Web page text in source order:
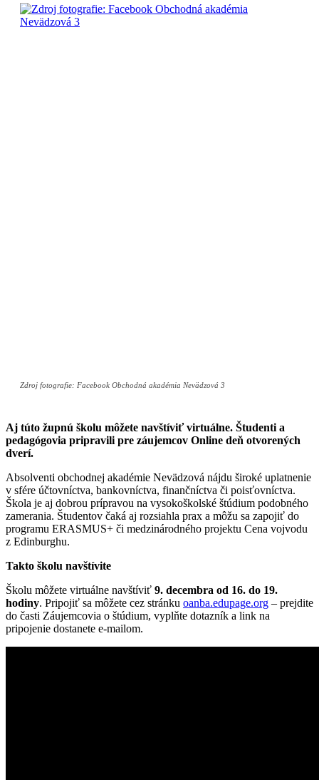
Zdroj fotografie: Facebook Obchodná akadémia Nevädzová 3
Aj túto župnú školu môžete navštíviť virtuálne. Študenti a
pedagógovia pripravili pre záujemcov Online deň otvorených
dverí.
Absolventi obchodnej akadémie Nevädzová nájdu široké uplatnenie
v sfére účtovníctva, bankovníctva, finančníctva či poisťovníctva.
Škola je aj dobrou prípravou na vysokoškolské štúdium podobného
zamerania. Študentov čaká aj rozsiahla prax a môžu sa zapojiť do
programu ERASMUS+ či medzinárodného projektu Cena vojvodu
z Edinburghu.
Takto školu navštívite
Školu môžete virtuálne navštíviť 9. decembra od 16. do 19.
hodiny. Pripojiť sa môžete cez stránku oanba.edupage.org – prejdite
do časti Záujemcovia o štúdium, vyplňte dotazník a link na
pripojenie dostanete e-mailom.